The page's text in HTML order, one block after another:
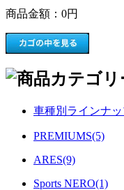
商品金額： 0円
車種別ラインナッ
PREMIUMS(5)
ARES(9)
Sports NERO(1)